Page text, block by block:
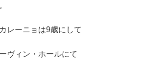
レーニョは9歳にして
ヴィン・ホールにて